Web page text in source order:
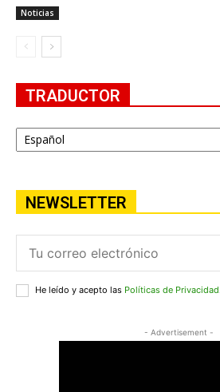
Noticias
TRADUCTOR
NEWSLETTER
He leído y acepto las Políticas de Privacidad
- Advertisement -